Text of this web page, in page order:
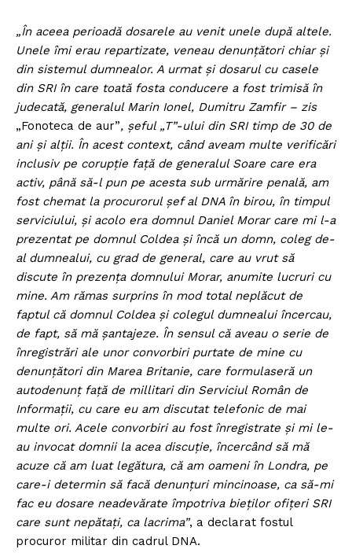
„În aceea perioadă dosarele au venit unele după altele.
Unele îmi erau repartizate, veneau denunțători chiar și
din sistemul dumnealor. A urmat și dosarul cu casele
din SRI în care toată fosta conducere a fost trimisă în
judecată, generalul Marin Ionel, Dumitru Zamfir – zis
„Fonoteca de aur”, șeful „T”-ului din SRI timp de 30 de
ani și alții. În acest context, când aveam multe verificări
inclusiv pe corupție față de generalul Soare care era
activ, până să-l pun pe acesta sub urmărire penală, am
fost chemat la procurorul șef al DNA în birou, în timpul
serviciului, și acolo era domnul Daniel Morar care mi l-a
prezentat pe domnul Coldea și încă un domn, coleg de-
al dumnealui, cu grad de general, care au vrut să
discute în prezența domnului Morar, anumite lucruri cu
mine. Am rămas surprins în mod total neplăcut de
faptul că domnul Coldea și colegul dumnealui încercau,
de fapt, să mă șantajeze. În sensul că aveau o serie de
înregistrări ale unor convorbiri purtate de mine cu
denunțători din Marea Britanie, care formulaseră un
autodenunț față de millitari din Serviciul Român de
Informații, cu care eu am discutat telefonic de mai
multe ori. Acele convorbiri au fost înregistrate și mi le-
au invocat domnii la acea discuție, încercând să mă
acuze că am luat legătura, că am oameni în Londra, pe
care-i determin să facă denunțuri mincinoase, ca să-mi
fac eu dosare neadevărate împotriva bieților ofițeri SRI
care sunt nepătați, ca lacrima”, a declarat fostul
procuror militar din cadrul DNA.